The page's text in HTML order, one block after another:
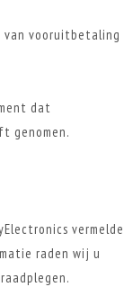
van vooruitbetaling
dat
genomen.
vermelde
raden wij u